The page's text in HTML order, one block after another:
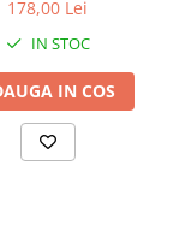
178,00 Lei
IN STOC
IN COS